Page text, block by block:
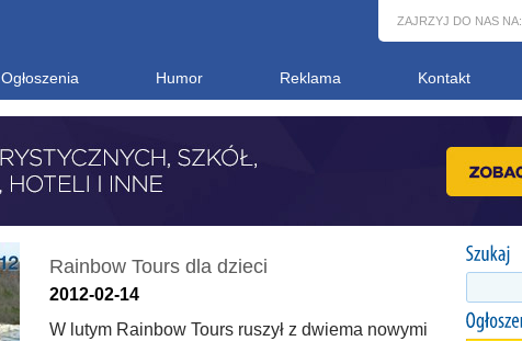
ZAJRZYJ DO NAS NA:
Ogłoszenia Humor Reklama Kontakt
Rainbow Tours dla dzieci
2012-02-14
W lutym Rainbow Tours ruszył z dwiema nowymi